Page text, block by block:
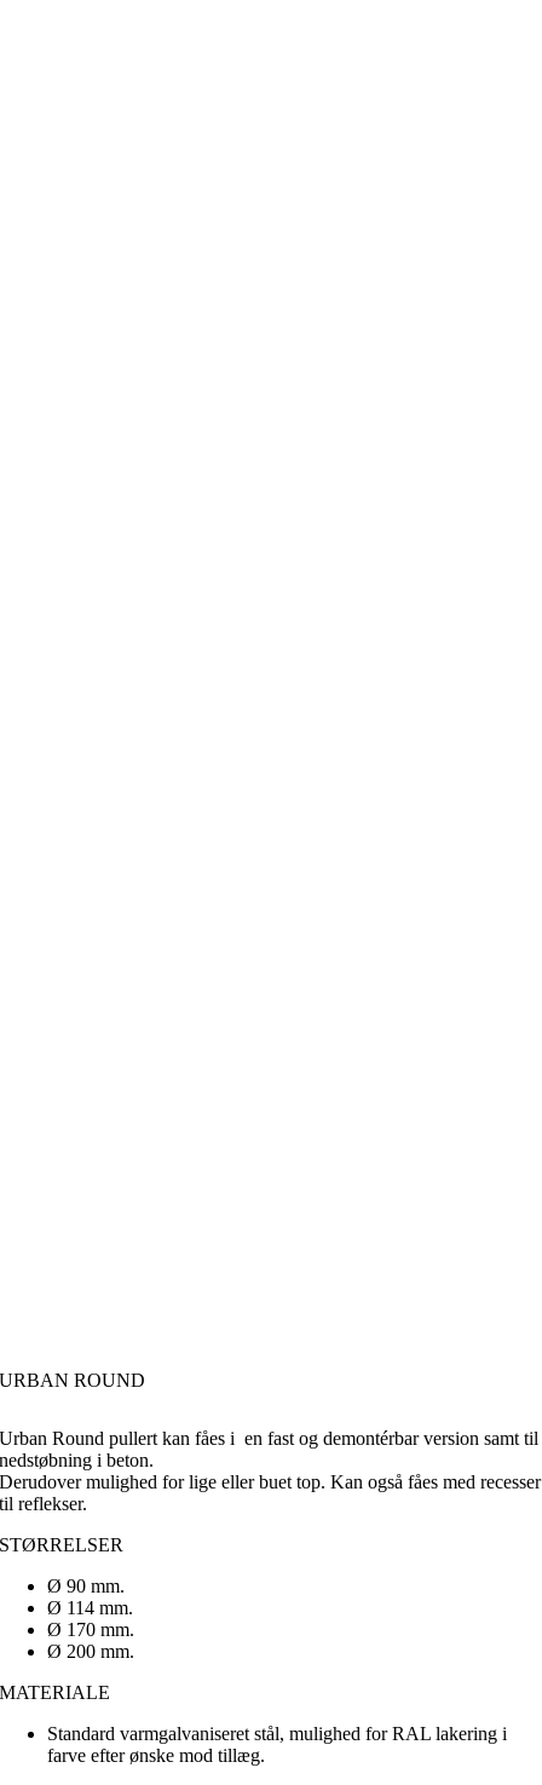
URBAN ROUND
Urban Round pullert kan fåes i en fast og demontérbar version samt til
nedstøbning i beton.
Derudover mulighed for lige eller buet top. Kan også fåes med recesser
til reflekser.
STØRRELSER
Ø 90 mm.
Ø 114 mm.
Ø 170 mm.
Ø 200 mm.
MATERIALE
Standard varmgalvaniseret stål, mulighed for RAL lakering i
farve efter ønske mod tillæg.